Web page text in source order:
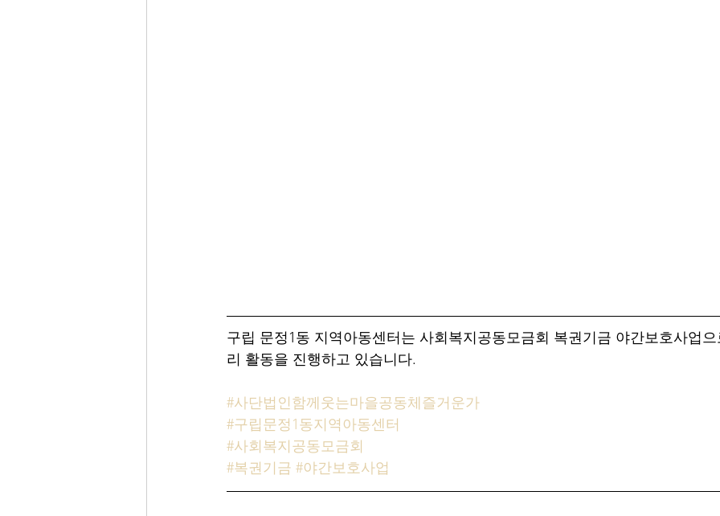
구립 문정1동 지역아동센터는 사회복지공동모금회 복권기금 야간보호사업
리 활동을 진행하고 있습니다.
#사단법인함께웃는마을공동체즐거운가
#구립문정1동지역아동센터
#사회복지공동모금회
#복권기금 #야간보호사업